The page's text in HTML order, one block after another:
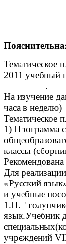
Тематическое
2011 учебный
.
На изучение
часа в неделю)
Тематическое
1) Программа
классы
Для
«Русский
и учебные
1.Н.Г
язык.Учебник
учреждений